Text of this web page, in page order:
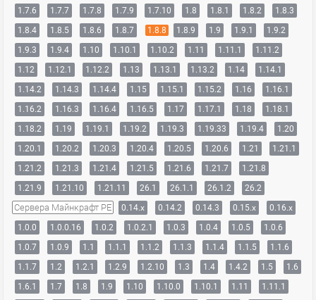
1.7.6
1.7.7 1.7.8 1.7.9 1.7.10 1.8 1.8.1 1.8.2
1.8.3
1.8.4
1.8.5 1.8.6 1.8.7 1.8.8 1.8.9 1.9 1.9.1
1.9.2
1.9.3
1.9.4 1.10 1.10.1 1.10.2 1.11 1.11.1
1.11.2
1.12
1.12.1 1.12.2 1.13 1.13.1 1.13.2 1.14
1.14.1
1.14.2
1.14.3 1.14.4 1.15 1.15.1 1.15.2 1.16
1.16.1
1.16.2
1.16.3 1.16.4 1.16.5 1.17 1.17.1 1.18
1.18.1
1.18.2
1.19 1.19.1 1.19.2 1.19.3 1.19.33 1.19.4
1.20
1.20.1
1.20.2 1.20.3 1.20.4 1.20.5 1.20.6 1.21
1.21.1
1.21.2
1.21.3 1.21.4 1.21.5 1.21.6 1.21.7
1.21.8
1.21.9
1.21.10 1.21.11 26.1 26.1.1 26.1.2 26.2
Сервера Майнкрафт PE 0.14.x 0.14.2 0.14.3 0.15.x
0.16.x
1.0.0
1.0.0.16 1.0.2 1.0.2.1 1.0.3 1.0.4 1.0.5
1.0.6
1.0.7
1.0.9 1.1 1.1.1 1.1.2 1.1.3 1.1.4 1.1.5
1.1.6
1.1.7
1.2 1.2.1 1.2.9 1.2.10 1.3 1.4 1.4.2 1.5
1.6
1.6.1
1.7 1.8 1.9 1.10 1.10.0 1.10.1 1.11
1.11.1